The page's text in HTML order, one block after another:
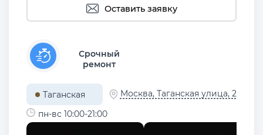
Оставить заявку
Срочный
ремонт
Таганская
Москва, Таганская улица, 2
пн-вс 10:00-21:00